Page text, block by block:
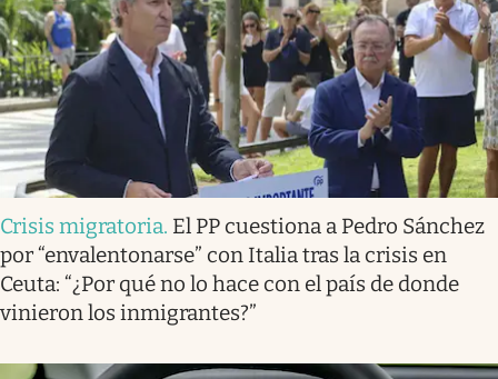
Crisis migratoria. El PP cuestiona a Pedro Sánchez
por “envalentonarse” con Italia tras la crisis en
Ceuta: “¿Por qué no lo hace con el país de donde
vinieron los inmigrantes?”